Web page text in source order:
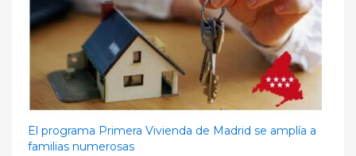
El programa Primera Vivienda de Madrid se amplía a
familias numerosas